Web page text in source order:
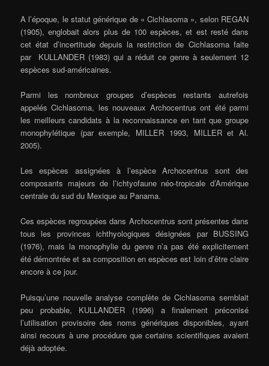
A l’époque, le statut générique de « Cichlasoma », selon REGAN
(1905), englobait alors plus de 100 espèces, et est resté dans
cet état d’incertitude depuis la restriction de Cichlasoma faite
par KULLANDER (1983) qui a réduit ce genre à seulement 12
espèces sud-américaines.
Parmi les nombreux groupes d’espèces restants autrefois
appelés Cichlasoma, les nouveaux Archocentrus ont été parmi
les meilleurs candidats à la reconnaissance en tant que groupe
monophylétique (par exemple, MILLER 1993, MILLER et Al.
2005).
Les espèces assignées à l’espèce Archocentrus sont des
composants majeurs de l’ichtyofaune néo-tropicale d’Amérique
centrale du sud du Mexique au Panama.
Ces espèces regroupées dans Archocentrus sont présentes dans
tous les provinces ichthyologiques désignées par BUSSING
(1976), mais la monophylie du genre n’a pas été explicitement
été démontrée et sa composition en espèces est loin d’être claire
encore à ce jour.
Puisqu’une nouvelle analyse complète de Cichlasoma semblait
peu probable, KULLANDER (1996) a finalement préconisé
l’utilisation provisoire des noms génériques disponibles, ayant
ainsi recours à une procédure que certains scientifiques avaient
déjà adoptée.